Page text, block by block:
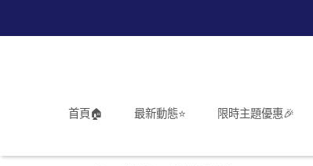
首頁🏠 最新動態⭐ 限時主題優惠🎉